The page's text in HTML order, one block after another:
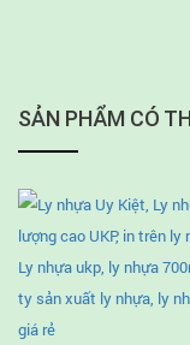
SẢN PHẨM CÓ